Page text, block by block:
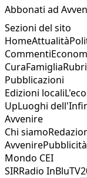
Abbonati ad
Sezioni del sito
HomeAttualità
Commenti
CuraFamiglia
Pubblicazioni
Edizioni locali
UpLuoghi
Avvenire
Chi siamo
AvvenirePubblicità
Mondo CEI
SIRRadio InBlu